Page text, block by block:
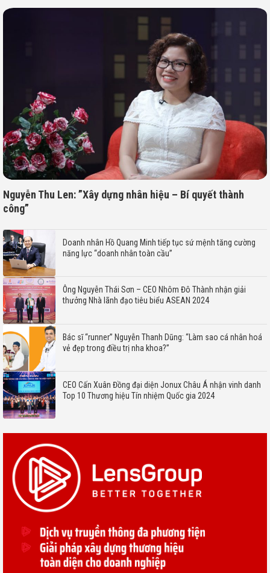
Nguyễn Thu Len: ”Xây dựng nhân hiệu – Bí quyết thành
công”
Doanh nhân Hồ Quang Minh tiếp tục sứ mệnh tăng cường
năng lực “doanh nhân toàn cầu”
Ông Nguyễn Thái Sơn – CEO Nhôm Đô Thành nhận giải
thưởng Nhà lãnh đạo tiêu biểu ASEAN 2024
Bác sĩ “runner” Nguyễn Thanh Dũng: “Làm sao cá nhân hoá
vẻ đẹp trong điều trị nha khoa?”
CEO Cấn Xuân Đồng đại diện Jonux Châu Á nhận vinh danh
Top 10 Thương hiệu Tín nhiệm Quốc gia 2024